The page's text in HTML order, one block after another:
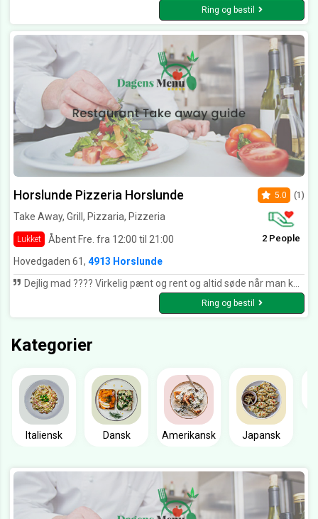
Ring og bestil
Horslunde Pizzeria Horslunde
Take Away, Grill, Pizzaria, Pizzeria
Lukket Åbent Fre. fra 12:00 til 21:00
5.0 (1)
2 People
Hovedgaden 61, 4913 Horslunde
Dejlig mad ???? Virkelig pænt og rent og altid søde når man kommer????????
Ring og bestil
Kategorier
Italiensk Dansk Amerikansk Japansk